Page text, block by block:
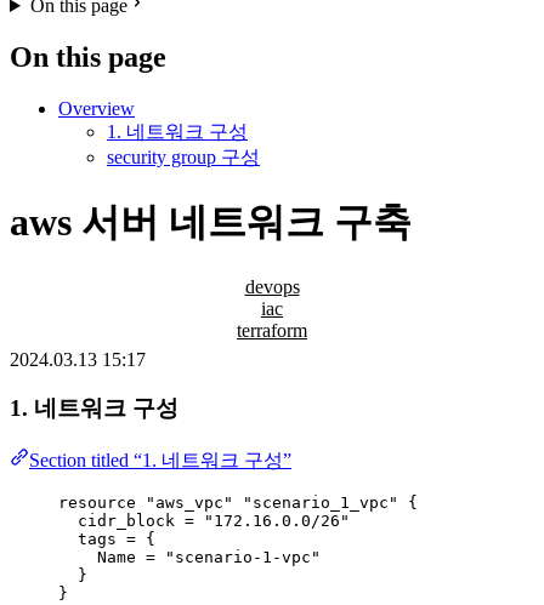
On this page
On this page
Overview
1. 네트워크 구성
security group 구성
aws 서버 네트워크 구축
devops
iac
terraform
2024.03.13 15:17
1. 네트워크 구성
Section titled “1. 네트워크 구성”
resource "aws_vpc" "scenario_1_vpc"
{
cidr_block = " 172.16.0.0/26 "
tags = {
Name = " scenario-1-vpc "
}
}